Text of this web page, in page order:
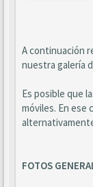
A continuación
nuestra galería
Es posible que
móviles. En ese
FOTOS